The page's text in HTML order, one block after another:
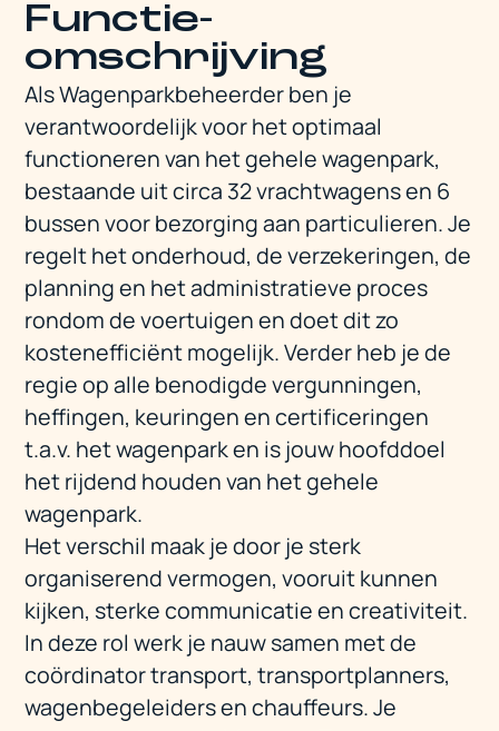
Functie-
omschrijving
Als Wagenparkbeheerder ben je
verantwoordelijk voor het optimaal
functioneren van het gehele wagenpark,
bestaande uit circa 32 vrachtwagens en 6
bussen voor bezorging aan particulieren. Je
regelt het onderhoud, de verzekeringen, de
planning en het administratieve proces
rondom de voertuigen en doet dit zo
kostenefficiënt mogelijk. Verder heb je de
regie op alle benodigde vergunningen,
heffingen, keuringen en certificeringen
t.a.v. het wagenpark en is jouw hoofddoel
het rijdend houden van het gehele
wagenpark.
Het verschil maak je door je sterk
organiserend vermogen, vooruit kunnen
kijken, sterke communicatie en creativiteit.
In deze rol werk je nauw samen met de
coördinator transport, transportplanners,
wagenbegeleiders en chauffeurs. Je